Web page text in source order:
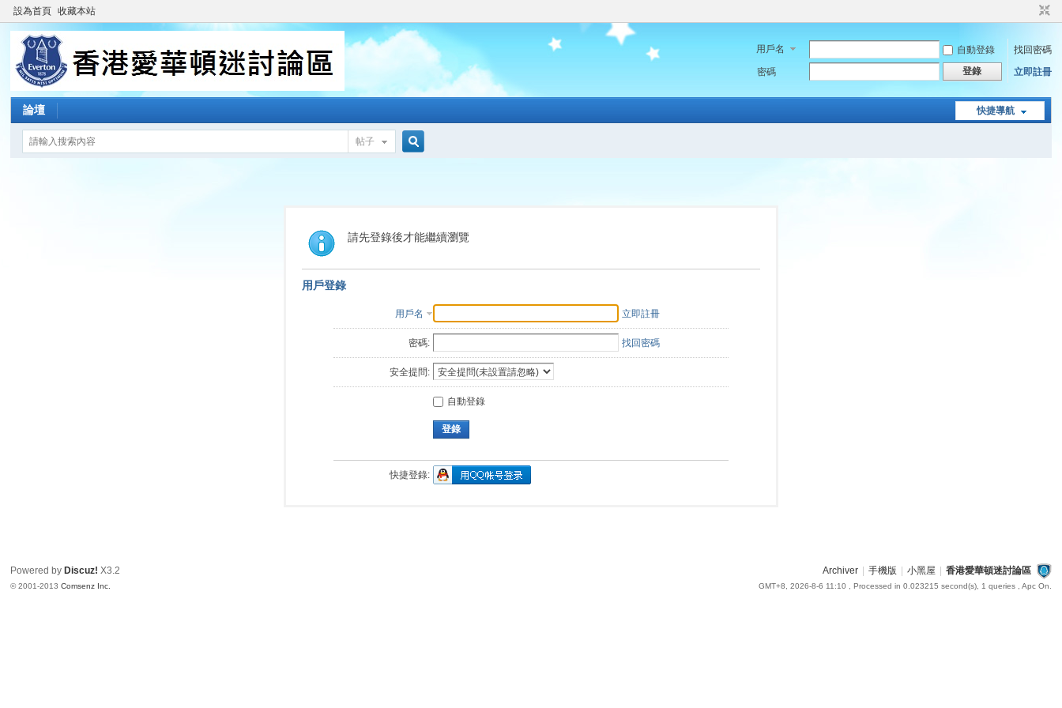
設為首頁 收藏本站
用戶名 自動登錄
找回密碼
密碼
登錄 立即註冊
快捷導航
論壇
帖子
索
請先登錄後才能繼續瀏覽
用戶登錄
用戶名 立即註冊
密碼: 找回密碼
安全提問:
自動登錄
登錄
快捷登錄:
Archiver 手機版 小黑屋 香港愛華頓迷討論區
GMT+8, 2026-8-6 11:10 , Processed in 0.023215 second(s), 1 queries , Apc On.
Powered by Discuz! X3.2
© 2001-2013Comsenz Inc.